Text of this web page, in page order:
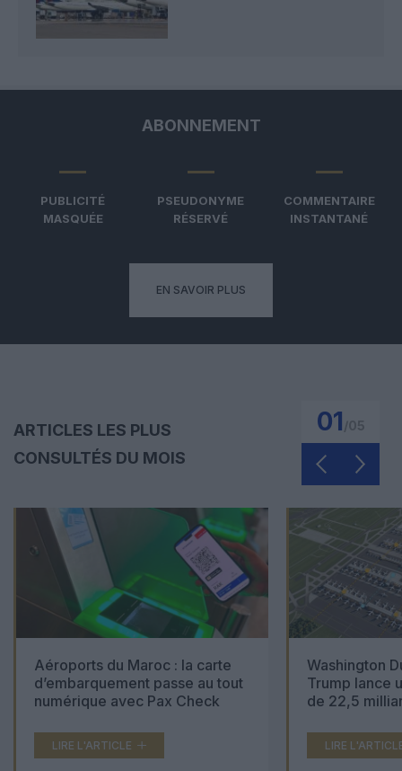
ABONNEMENT
PUBLICITÉ
MASQUÉE
PSEUDONYME
RÉSERVÉ
COMMENTAIRE
INSTANTANÉ
EN SAVOIR PLUS
ARTICLES LES PLUS
CONSULTÉS DU MOIS
01
Aéroports du Maroc : la carte
d’embarquement passe au tout
numérique avec Pax Check
LIRE L'ARTICLE
Washington
Trump lance
de 22,5
LIRE